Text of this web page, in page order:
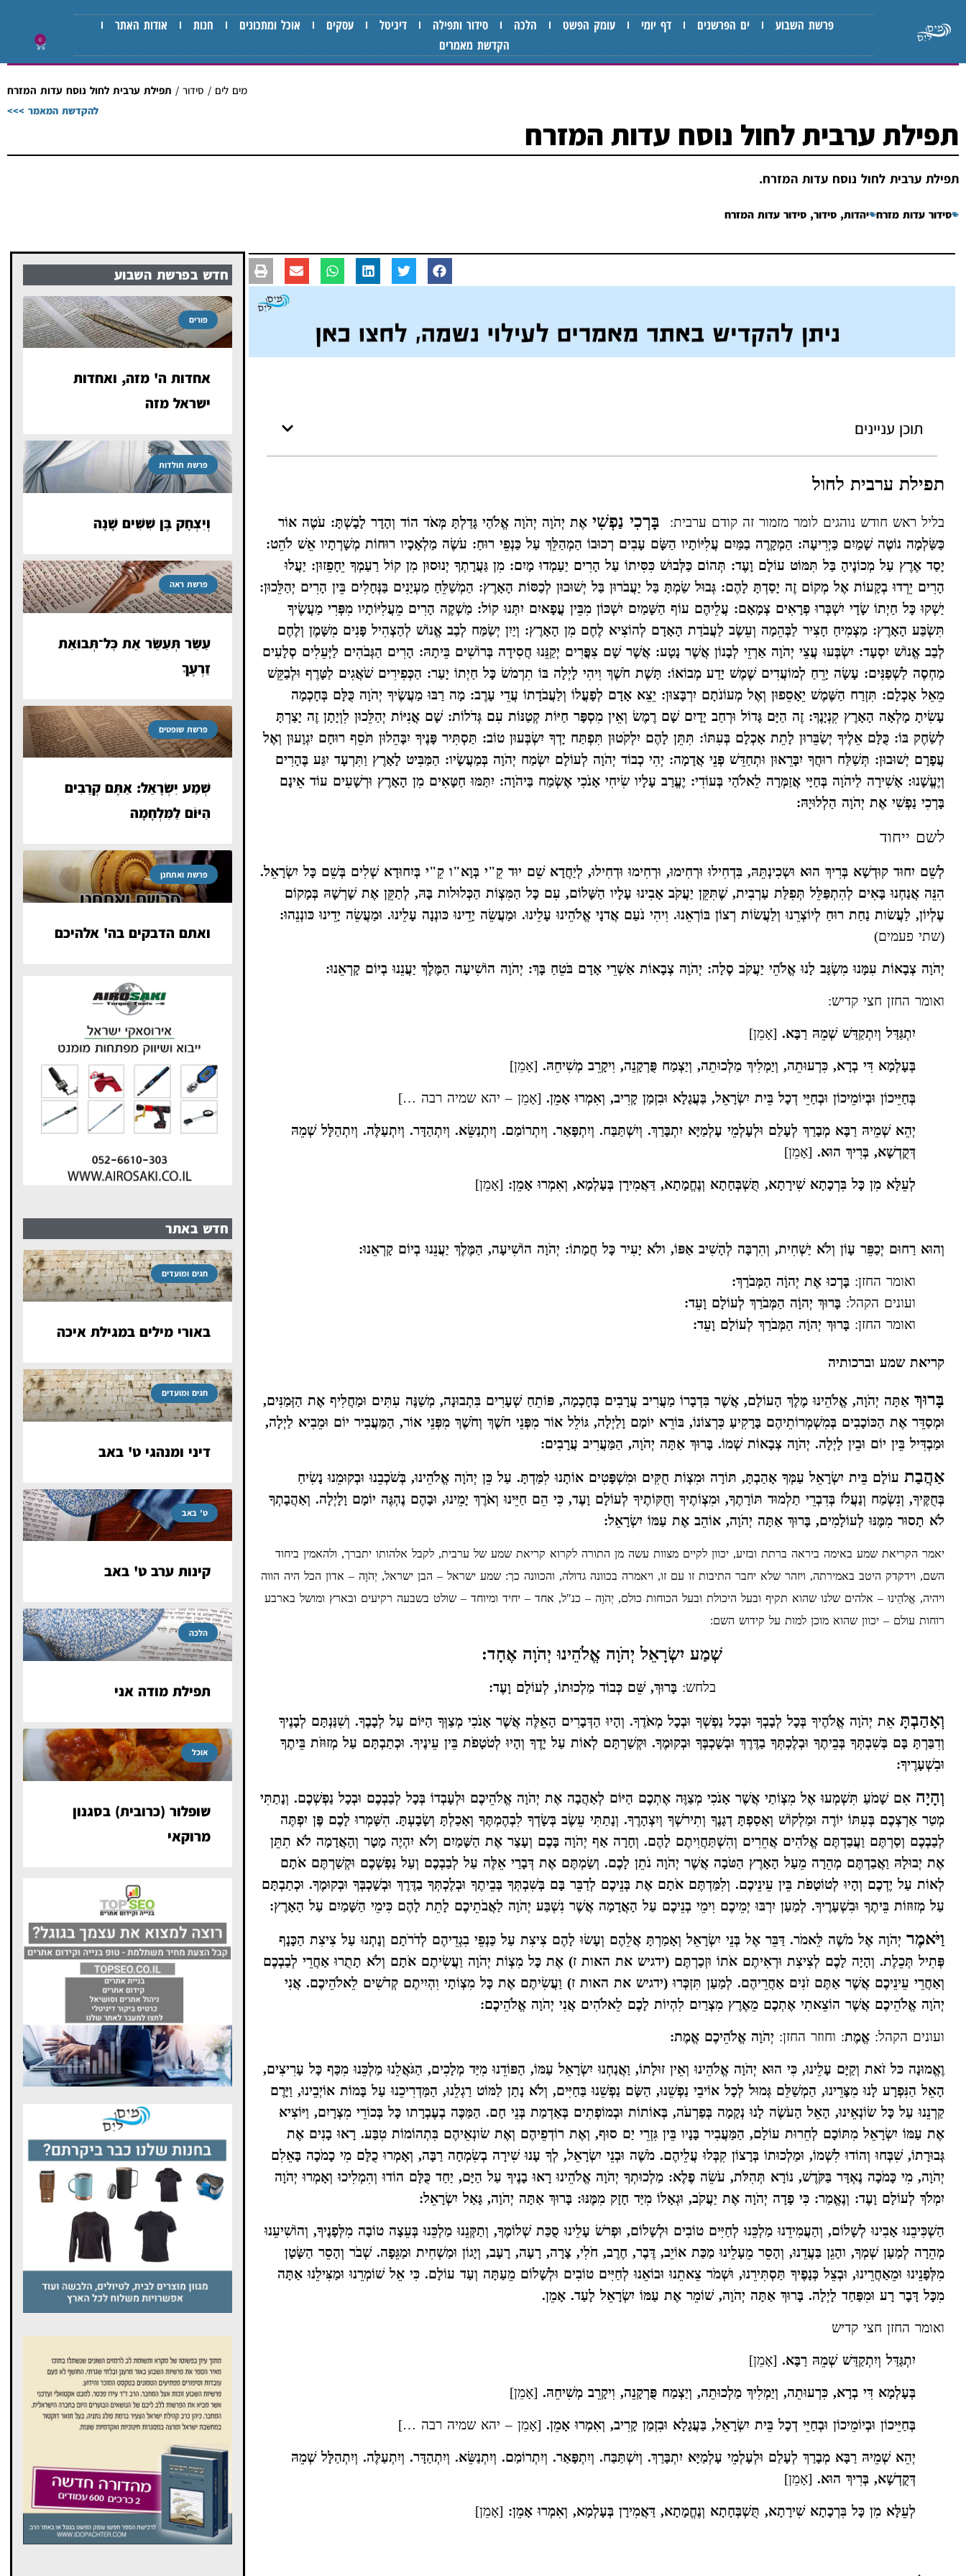
פרשת השבוע ים הפרשנים דף יומי עומק הפשט הלכה סידור ותפילה דיגיטל עסקים אוכל ומתכונים חנות
אודות האתר
הקדשת מאמרים
0
מים לים / סידור / תפילת ערבית לחול נוסח עדות המזרח
להקדשת המאמר >>>
תפילת ערבית לחול נוסח עדות המזרח
תפילת ערבית לחול נוסח עדות המזרח.
סידור עדות מזרח יהדות, סידור, סידור עדות המזרח
תוכן עניינים
תפילת ערבית לחול
בליל ראש חודש נוהגים לומר מזמור זה קודם ערבית: בָּרְכִי נַפְשִׁי אֶת יְהֹוָה יְהֹוָה אֱלֹהַי גָּדַלְתָּ מְּאֹד הוֹד וְהָדָר לָבָשְׁתָּ: עֹטֶה אוֹר
כַּשַּׂלְמָה נוֹטֶה שָׁמַיִם כַּיְרִיעָה: הַמְקָרֶה בַמַּיִם עֲלִיּוֹתָיו הַשָּׂם עָבִים רְכוּבוֹ הַמְהַלֵּךְ עַל כַּנְפֵי רוּחַ: עֹשֶׂה מַלְאָכָיו רוּחוֹת מְשָׁרְתָיו אֵשׁ לֹהֵט:
יָסַד אֶרֶץ עַל מְכוֹנֶיהָ בַּל תִּמּוֹט עוֹלָם וָעֶד: תְּהוֹם כַּלְּבוּשׁ כִּסִּיתוֹ עַל הָרִים יַעַמְדוּ מָיִם: מִן גַּעֲרָתְךָ יְנוּסוּן מִן קוֹל רַעַמְךָ יֵחָפֵזוּן: יַעֲלוּ
הָרִים יֵרְדוּ בְקָעוֹת אֶל מְקוֹם זֶה יָסַדְתָּ לָהֶם: גְּבוּל שַׂמְתָּ בַּל יַעֲבֹרוּן בַּל יְשׁוּבוּן לְכַסּוֹת הָאָרֶץ: הַמְשַׁלֵּחַ מַעְיָנִים בַּנְּחָלִים בֵּין הָרִים יְהַלֵּכוּן:
יַשְׁקוּ כָּל חַיְתוֹ שָׂדָי יִשְׁבְּרוּ פְרָאִים צְמָאָם: עֲלֵיהֶם עוֹף הַשָּׁמַיִם יִשְׁכּוֹן מִבֵּין עֳפָאיִם יִתְּנוּ קוֹל: מַשְׁקֶה הָרִים מֵעֲלִיּוֹתָיו מִפְּרִי מַעֲשֶׂיךָ
תִּשְׂבַּע הָאָרֶץ: מַצְמִיחַ חָצִיר לַבְּהֵמָה וְעֵשֶׂב לַעֲבֹדַת הָאָדָם לְהוֹצִיא לֶחֶם מִן הָאָרֶץ: וְיַיִן יְשַׂמַּח לְבַב אֱנוֹשׁ לְהַצְהִיל פָּנִים מִשָּׁמֶן וְלֶחֶם
לְבַב אֱנוֹשׁ יִסְעָד: יִשְׂבְּעוּ עֲצֵי יְהֹוָה אַרְזֵי לְבָנוֹן אֲשֶׁר נָטָע: אֲשֶׁר שָׁם צִפֳּרִים יְקַנֵּנוּ חֲסִידָה בְּרוֹשִׁים בֵּיתָהּ: הָרִים הַגְּבֹהִים לַיְּעֵלִים סְלָעִים
מַחְסֶה לַשְׁפַנִּים: עָשָׂה יָרֵחַ לְמוֹעֲדִים שֶׁמֶשׁ יָדַע מְבוֹאוֹ: תָּשֶׁת חֹשֶׁךְ וִיהִי לָיְלָה בּוֹ תִרְמֹשׂ כָּל חַיְתוֹ יָעַר: הַכְּפִירִים שֹׁאֲגִים לַטָּרֶף וּלְבַקֵּשׁ
מֵאֵל אָכְלָם: תִּזְרַח הַשֶּׁמֶשׁ יֵאָסֵפוּן וְאֶל מְעוֹנֹתָם יִרְבָּצוּן: יֵצֵא אָדָם לְפָעֳלוֹ וְלַעֲבֹדָתוֹ עֲדֵי עָרֶב: מָה רַבּוּ מַעֲשֶׂיךָ יְהֹוָה כֻּלָּם בְּחָכְמָה
עָשִׂיתָ מָלְאָה הָאָרֶץ קִנְיָנֶךָ: זֶה הַיָּם גָּדוֹל וּרְחַב יָדָיִם שָׁם רֶמֶשׂ וְאֵין מִסְפָּר חַיּוֹת קְטַנּוֹת עִם גְּדֹלוֹת: שָׁם אֳנִיּוֹת יְהַלֵּכוּן לִוְיָתָן זֶה יָצַרְתָּ
לְשַׂחֶק בּוֹ: כֻּלָּם אֵלֶיךָ יְשַׂבֵּרוּן לָתֵת אָכְלָם בְּעִתּוֹ: תִּתֵּן לָהֶם יִלְקֹטוּן תִּפְתַּח יָדְךָ יִשְׂבְּעוּן טוֹב: תַּסְתִּיר פָּנֶיךָ יִבָּהֵלוּן תֹּסֵף רוּחָם יִגְוָעוּן וְאֶל
עֲפָרָם יְשׁוּבוּן: תְּשַׁלַּח רוּחֲךָ יִבָּרֵאוּן וּתְחַדֵּשׁ פְּנֵי אֲדָמָה: יְהִי כְבוֹד יְהֹוָה לְעוֹלָם יִשְׂמַח יְהֹוָה בְּמַעֲשָׂיו: הַמַּבִּיט לָאָרֶץ וַתִּרְעָד יִגַּע בֶּהָרִים
וְיֶעֱשָׁנוּ: אָשִׁירָה לַיהֹוָה בְּחַיָּי אֲזַמְּרָה לֵאלֹהַי בְּעוֹדִי: יֶעֱרַב עָלָיו שִׂיחִי אָנֹכִי אֶשְׂמַח בַּיהֹוָה: יִתַּמּוּ חַטָּאִים מִן הָאָרֶץ וּרְשָׁעִים עוֹד אֵינָם
בָּרְכִי נַפְשִׁי אֶת יְהֹוָה הַלְלוּיָהּ:
לשם ייחוד
לְשֵׁם יִחוּד קוּדְשָׁא בְּרִיךְ הוּא וּשְכִינְתֵּהּ, בִּדְחִילוּ וּרְחִימוּ, וּרְחִימוּ וּדְחִילוּ, לְיַחֲדָא שֵׁם יוּד קֵ"י בְּוָא"ו קֵ"י בְּיִחוּדָא שְׁלִים בְּשֵׁם כָּל יִשְׂרָאֵל.
הִנֵּה אֲנַחְנוּ בָּאִים לְהִתְפַּלֵּל תְּפִלַּת עַרְבִית, שֶׁתִּקֵּן יַעֲקֹב אָבִינוּ עָלָיו הַשָּׁלוֹם, עִם כָּל הַמִּצְוֹת הַכְּלוּלות בָּהּ, לְתַקֵּן אֶת שָׁרְשָׁהּ בְּמָקוֹם
עֶלְיוֹן, לַעֲשׂות נַחַת רוּחַ לְיוֹצְרֵנוּ וְלַעֲשׂוֹת רְצוֹן בּוֹרְאֵנוּ. וִיהִי נֹעַם אֲדנָי אֱלֹהֵינוּ עָלֵינוּ. וּמַעֲשֵׂה יָדֵינוּ כּונְנָה עָלֵינוּ. וּמַעֲשֵׂה יָדֵינוּ כּונְנֵהוּ:
(שתי פעמים)
יְהֹוָה צְבָאוֹת עִמָּנוּ מִשְׂגָּב לָנוּ אֱלֹהֵי יַעֲקֹב סֶלָה: יְהֹוָה צְבָאוֹת אַשְׁרֵי אָדָם בֹּטֵחַ בָּךְ: יְהֹוָה הוֹשִׁיעָה הַמֶּלֶךְ יַעֲנֵנוּ בְיוֹם קָרְאֵנוּ:
ואומר החזן חצי קדיש:
יִתְגַּדַּל וְיִתְקַדַּשׁ שְׁמֵהּ רַבָּא. [אָמֵן]
בְּעָלְמָא דִּי בְרָא, כִּרְעוּתֵה, וְיַמְלִיךְ מַלְכוּתֵה, וְיַצְמַח פֻּרְקָנֵה, וִיקָרֵב מְשִׁיחֵהּ. [אָמֵן]
בְּחַיֵּיכוֹן וּבְיוֹמֵיכוֹן וּבְחַיֵּי דְכָל בֵּית יִשְׂרָאֵל, בַּעֲגָלָא וּבִזְמַן קָרִיב, וְאִמְרוּ אָמֵן. [אָמֵן – יהא שמיה רבה …]
יְהֵא שְׁמֵיהּ רַבָּא מְבָרַךְ לְעָלַם וּלְעָלְמֵי עָלְמַיָּא יִתְבָּרַךְ. וְיִשְׁתַּבַּח. וְיִתְפָּאַר. וְיִתְרוֹמַם. וְיִתְנַשֵּׂא. וְיִתְהַדָּר. וְיִתְעַלֶּה. וְיִתְהַלָּל שְׁמֵהּ
דְּקֻדְשָׁא, בְּרִיךְ הוּא. [אָמֵן]
לְעֵלָּא מִן כָּל בִּרְכָתָא שִׁירָתָא, תֻּשְׁבְּחָתָא וְנֶחֱמָתָא, דַּאֲמִירָן בְּעָלְמָא, וְאִמְרוּ אָמֵן: [אָמֵן]
וְהוּא רַחוּם יְכַפֵּר עָוֹן וְלֹא יַשְׁחִית, וְהִרְבָּה לְהָשִׁיב אַפּוֹ, ולֹא יָעִיר כָּל חֲמָתוֹ: יְהֹוָה הוֹשִׁיעָה, הַמֶּלֶךְ יַעֲנֵנוּ בְיוֹם קָרְאֵנוּ:
ואומר החזן: בָּרְכוּ אֶת יְהוָֹה הַמְּבֹרַךְ:
ועונים הקהל: בָּרוּךְ יְהוָֹה הַמְּבֹרַךְ לְעוֹלָם וָעֵד:
ואומר החזן: בָּרוּךְ יְהוָֹה הַמְּבֹרַךְ לְעוֹלָם וָעֵד:
קריאת שמע וברכותיה
בָּרוּךְ אַתָּה יְהֹוָה, אֱלֹהֵינוּ מֶלֶךְ הָעוֹלָם, אֲשֶׁר בִּדְבָרוֹ מַעֲרִיב עֲרָבִים בְּחָכְמָה, פּוֹתֵחַ שְׁעָרִים בִּתְבוּנָה, מְשַׁנֶּה עִתִּים וּמַחֲלִיף אֶת הַזְּמַנִּים,
וּמְסַדֵּר אֶת הַכּוֹכָבִים בְּמִשְׁמְרוֹתֵיהֶם בָּרָקִיעַ כִּרְצוֹנוֹ, בּוֹרֵא יוֹמָם וָלַיְלָה, גּוֹלֵל אוֹר מִפְּנֵי חֹשֶׁךְ וְחֹשֶׁךְ מִפְּנֵי אוֹר, הַמַּעֲבִיר יוֹם וּמֵבִיא לַיְלָה,
וּמַבְדִּיל בֵּין יוֹם וּבֵין לָיְלָה. יְהֹוָה צְבָאוֹת שְׁמוֹ. בָּרוּךְ אַתָּה יְהֹוָה, הַמַּעֲרִיב עֲרָבִים:
אַהֲבַת עוֹלָם בֵּית יִשְׂרָאֵל עַמְּךָ אָהַבְתָּ, תּוֹרָה וּמִצְוֹת חֻקִּים וּמִשְׁפָּטִים אוֹתָנוּ לִמַּדְתָּ. עַל כֵּן יְהֹוָה אֱלֹהֵינוּ, בְּשֹׁכְבֵנוּ וּבְקוּמֵנוּ נָשִׂיחַ
בְּחֻקֶּיךָ, וְנִשְׂמַח וְנַעֲלֹז בְּדִבְרֵי תַלְמוּד תּוֹרָתֶךָ, וּמִצְוֹתֶיךָ וְחֻקּוֹתֶיךָ לְעוֹלָם וָעֶד, כִּי הֵם חַיֵּינוּ וְאֹרֶךְ יָמֵינוּ, וּבָהֶם נֶהְגֶּה יוֹמָם וָלָיְלָה. וְאַהֲבָתְךָ
לֹא תָסוּר מִמֶּנּוּ לְעוֹלָמִים, בָּרוּךְ אַתָּה יְהֹוָה, אוֹהֵב אֶת עַמּוֹ יִשְׂרָאֵל:
יאמר הקריאת שמע באימה ביראה ברתת ובזיע, יכוון לקיים מצוות עשה מן התורה לקרוא קריאת שמע של ערבית, לקבל אלהותו יתברך, ולהאמין ביחוד
השם, וידקדק היטב באמירתה, ויזהר שלא יחבר התיבות זו עם זו, ויאמרה בכוונה גדולה, והכוונה כך: שמע ישראל – הבן ישראל, יְהֹוָה – אדון הכל היה הווה
ויהיה, אֱלֹהֵינוּ – אלהים שלנו שהוא תקיף ובעל היכולת ובעל הכוחות כולם, יְהֹוָה – כנ"ל, אחד – יחיד ומיוחד – שולט בשבעה רקיעים ובארץ ומושל בארבע
רוחות עולם – יכוון שהוא מוכן למות על קידוש השם:
שְׁמַע יִשְׂרָאֵל יְהֹוָה אֱלֹהֵינוּ יְהֹוָה אֶחָד:
בלחש: בָּרוּךְ, שֵּׁם כְּבוֹד מַלְכוּתוֹ, לְעוֹלָם וָעֶד:
וְאָהַבְתָּ אֵת יְהֹוָה אֱלֹהֶיךָ בְּכָל לְבָבְךָ וּבְכָל נַפְשְׁךָ וּבְכָל מְאֹדֶךָ. וְהָיוּ הַדְּבָרִים הָאֵלֶּה אֲשֶׁר אָנֹכִי מְצַוְּךָ הַיּוֹם עַל לְבָבֶךָ. וְשִׁנַּנְתָּם לְבָנֶיךָ
וְדִבַּרְתָּ בָּם בְּשִׁבְתְּךָ בְּבֵיתֶךָ וּבְלֶכְתְּךָ בַדֶּרֶךְ וּבְשָׁכְבְּךָ וּבְקוּמֶךָ. וּקְשַׁרְתָּם לְאוֹת עַל יָדֶךָ וְהָיוּ לְטֹטָפֹת בֵּין עֵינֶיךָ. וּכְתַבְתָּם עַל מְזוּזֹת בֵּיתֶךָ
וּבִשְׁעָרֶיךָ:
וְהָיָה אִם שָׁמֹעַ תִּשְׁמְעוּ אֶל מִצְוֹתַי אֲשֶׁר אָנֹכִי מְצַוֶּה אֶתְכֶם הַיּוֹם לְאַהֲבָה אֶת יְהֹוָה אֱלֹהֵיכֶם וּלְעָבְדוֹ בְּכָל לְבַבְכֶם וּבְכָל נַפְשְׁכֶם. וְנָתַתִּי
מְטַר אַרְצְכֶם בְּעִתּוֹ יוֹרֶה וּמַלְקוֹשׁ וְאָסַפְתָּ דְגָנֶךָ וְתִירֹשְׁךָ וְיִצְהָרֶךָ. וְנָתַתִּי עֵשֶׂב בְּשָׂדְךָ לִבְהֶמְתֶּךָ וְאָכַלְתָּ וְשָׂבָעְתָּ. הִשָּׁמְרוּ לָכֶם פֶּן יִפְתֶּה
לְבַבְכֶם וְסַרְתֶּם וַעֲבַדְתֶּם אֱלֹהִים אֲחֵרִים וְהִשְׁתַּחֲוִיתֶם לָהֶם. וְחָרָה אַף יְהֹוָה בָּכֶם וְעָצַר אֶת הַשָּׁמַיִם וְלֹא יִהְיֶה מָטָר וְהָאֲדָמָה לֹא תִתֵּן
אֶת יְבוּלָהּ וַאֲבַדְתֶּם מְהֵרָה מֵעַל הָאָרֶץ הַטֹּבָה אֲשֶׁר יְהֹוָה נֹתֵן לָכֶם. וְשַׂמְתֶּם אֶת דְּבָרַי אֵלֶּה עַל לְבַבְכֶם וְעַל נַפְשְׁכֶם וּקְשַׁרְתֶּם אֹתָם
לְאוֹת עַל יֶדְכֶם וְהָיוּ לְטוֹטָפֹת בֵּין עֵינֵיכֶם. וְלִמַּדְתֶּם אֹתָם אֶת בְּנֵיכֶם לְדַבֵּר בָּם בְּשִׁבְתְּךָ בְּבֵיתֶךָ וּבְלֶכְתְּךָ בַדֶּרֶךְ וּבְשָׁכְבְּךָ וּבְקוּמֶךָ. וּכְתַבְתָּם
עַל מְזוּזוֹת בֵּיתֶךָ וּבִשְׁעָרֶיךָ. לְמַעַן יִרְבּוּ יְמֵיכֶם וִימֵי בְנֵיכֶם עַל הָאֲדָמָה אֲשֶׁר נִשְׁבַּע יְהֹוָה לַאֲבֹתֵיכֶם לָתֵת לָהֶם כִּימֵי הַשָּׁמַיִם עַל הָאָרֶץ:
וַיֹּאמֶר יְהֹוָה אֶל מֹשֶׁה לֵּאמֹר. דַּבֵּר אֶל בְּנֵי יִשְׂרָאֵל וְאָמַרְתָּ אֲלֵהֶם וְעָשׂוּ לָהֶם צִיצִת עַל כַּנְפֵי בִגְדֵיהֶם לְדֹרֹתָם וְנָתְנוּ עַל צִיצִת הַכָּנָף
פְּתִיל תְּכֵלֶת. וְהָיָה לָכֶם לְצִיצִת וּרְאִיתֶם אֹתוֹ וּזְכַרְתֶּם (ידגיש את האות ז) אֶת כָּל מִצְוֹת יְהֹוָה וַעֲשִׂיתֶם אֹתָם וְלֹא תָתֻרוּ אַחֲרֵי לְבַבְכֶם
וְאַחֲרֵי עֵינֵיכֶם אֲשֶׁר אַתֶּם זֹנִים אַחֲרֵיהֶם. לְמַעַן תִּזְכְּרוּ (ידגיש את האות ז) וַעֲשִׂיתֶם אֶת כָּל מִצְוֹתָי וִהְיִיתֶם קְדֹשִׁים לֵאלֹהֵיכֶם. אֲנִי
יְהֹוָה אֱלֹהֵיכֶם אֲשֶׁר הוֹצֵאתִי אֶתְכֶם מֵאֶרֶץ מִצְרַיִם לִהְיוֹת לָכֶם לֵאלֹהִים אֲנִי יְהֹוָה אֱלֹהֵיכֶם:
ועונים הקהל: אֱמֶת: וחוזר החזן: יְהֹוָה אֱלֹהֵיכֶם אֱמֶת:
וֶאֱמוּנָה כּל זֹאת וְקַיָּם עָלֵינוּ, כִּי הוּא יְהֹוָה אֱלֹהֵינוּ וְאֵין זוּלָתוֹ, וַאֲנַחְנוּ יִשְׂרָאֵל עַמּוֹ, הַפּוֹדֵנוּ מִיַּד מְלָכִים, הַגֹּאֲלֵנוּ מַלְכֵּנוּ מִכַּף כָּל עָרִיצִים,
הָאֵל הַנִּפְרָע לָנוּ מִצָּרֵינוּ, הַמְשַׁלֵּם גְּמוּל לְכָל אוֹיבֵי נַפְשֵׁנוּ, הַשָּׂם נַפְשֵׁנוּ בַּחַיִּים, וְלֹא נָתַן לַמּוֹט רַגְלֵנוּ, הַמַּדְרִיכֵנוּ עַל בָּמוֹת אוֹיְבֵינוּ, וַיָּרֶם
קַרְנֵנוּ עַל כָּל שׂוֹנְאֵינוּ, הָאֵל הָעֹשֶׂה לָנוּ נְקָמָה בְּפַרְעֹה, בְּאוֹתוֹת וּבְמוֹפְתִים בְּאַדְמַת בְּנֵי חָם. הַמַּכֶּה בְעֶבְרָתו כָּל בְּכוֹרֵי מִצְרָיִם, וַיּוֹצִיא
אֶת עַמּוֹ יִשְׂרָאֵל מִתּוֹכָם לְחֵרוּת עוֹלָם, הַמַּעֲבִיר בָּנָיו בֵּין גִּזְרֵי יַם סוּף, וְאֶת רוֹדְפֵיהֶם וְאֶת שׂונְאֵיהֶם בִּתְהוֹמוֹת טִבַּע. רָאוּ בָנִים אֶת
גְּבוּרָתוֹ, שִׁבְּחוּ וְהוֹדוּ לִשְׁמוֹ, וּמַלְכוּתוֹ בְּרָצוֹן קִבְּלוּ עֲלֵיהֶם. מֹשֶׁה וּבְנֵי יִשְׂרָאֵל, לְךָ עָנוּ שִׁירָה בְשִׂמְחָה רַבָּה, וְאָמְרוּ כֻלָּם מִי כָמֹכָה בָּאֵלִם
יְהֹוָה, מִי כָּמֹכָה נֶאְדָּר בַּקֹּדֶשׁ, נוֹרָא תְּהִלֹּת, עֹשֵׂה פֶלֶא: מַלְכוּתְךָ יְהֹוָה אֱלֹהֵינוּ רָאוּ בָנֶיךָ עַל הַיָּם, יַחַד כֻּלָּם הוֹדוּ וְהִמְלִיכוּ וְאָמְרוּ יְהֹוָה
יִמְלֹךְ לְעוֹלָם וָעֶד: וְנֶאֱמַר: כִּי פָדָה יְהֹוָה אֶת יַעֲקֹב, וּגְאָלוֹ מִיַּד חָזָק מִמֶּנּוּ: בָּרוּךְ אַתָּה יְהֹוָה, גָּאַל יִשְׂרָאֵל:
הַשְׁכִּיבֵנוּ אָבִינוּ לְשָׁלוֹם, וְהַעֲמִידֵנוּ מַלְכֵּנוּ לְחַיִּים טוֹבִים וּלְשָׁלוֹם, וּפְרֹשׂ עָלֵינוּ סֻכַּת שְׁלוֹמֶךָ, וְתַקְּנֵנוּ מַלְכֵּנוּ בְּעֵצָה טוֹבָה מִלְּפָנֶיךָ, וְהוֹשִׁיעֵנוּ
מְהֵרָה לְמַעַן שְׁמְךָ, והָגֵן בַּעֲדֵנוּ, וְהָסֵר מֵעָלֵינוּ מַכַּת אוֹיֵב, דֶּבֶר, חֶרֶב, חֹלִי, צָרָה, רָעָה, רָעָב, וְיָגוֹן וּמַשְׁחִית וּמַגֵּפָה. שְׁבֹר וְהָסֵר הַשָּׂטָן
מִלְּפָנֵינוּ וּמֵאַחֲרֵינוּ, וּבְצֵל כְּנָפֶיךָ תַּסְתִּירֵנוּ, וּשְׁמֹר צֵאתֵנוּ וּבוֹאֵנוּ לְחַיִּים טוֹבִים וּלְשָׁלוֹם מֵעַתָּה וְעַד עוֹלָם. כִּי אֵל שׁוֹמְרֵנוּ וּמַצִּילֵנוּ אַתָּה
מִכָּל דָּבָר רָע וּמִפַּחַד לָיְלָה. בָּרוּךְ אַתָּה יְהֹוָה, שׁוֹמֵר אֶת עַמּוֹ יִשְׂרָאֵל לָעַד. אָמֵן.
ואומר החזן חצי קדיש
יִתְגַּדַּל וְיִתְקַדַּשׁ שְׁמֵהּ רַבָּא. [אָמֵן]
בְּעָלְמָא דִּי בְרָא, כִּרְעוּתֵה, וְיַמְלִיךְ מַלְכוּתֵה, וְיַצְמַח פֻּרְקָנֵה, וִיקָרֵב מְשִׁיחֵהּ. [אָמֵן]
בְּחַיֵּיכוֹן וּבְיוֹמֵיכוֹן וּבְחַיֵּי דְכָל בֵּית יִשְׂרָאֵל, בַּעֲגָלָא וּבִזְמַן קָרִיב, וְאִמְרוּ אָמֵן. [אָמֵן – יהא שמיה רבה …]
יְהֵא שְׁמֵיהּ רַבָּא מְבָרַךְ לְעָלַם וּלְעָלְמֵי עָלְמַיָּא יִתְבָּרַךְ. וְיִשְׁתַּבַּח. וְיִתְפָּאַר. וְיִתְרוֹמַם. וְיִתְנַשֵּׂא. וְיִתְהַדָּר. וְיִתְעַלֶּה. וְיִתְהַלָּל שְׁמֵהּ
דְּקֻדְשָׁא, בְּרִיךְ הוּא. [אָמֵן]
לְעֵלָּא מִן כָּל בִּרְכָתָא שִׁירָתָא, תֻּשְׁבְּחָתָא וְנֶחֱמָתָא, דַּאֲמִירָן בְּעָלְמָא, וְאִמְרוּ אָמֵן: [אָמֵן]
חדש בפרשת השבוע
פורים
אחדות ה' מזה, ואחדות
ישראל מזה
פרשת תולדות
וְיִצְחָק בֶּן שִׁשִּׁים שָׁנָה
פרשת ראה
עַשֵּׂר תְּעַשֵּׂר אֵת כׇּל־תְּבוּאַת
זַרְעֶךָ
פרשת שופטים
שְׁמַע יִשְׂרָאֵל: אַתֶּם קְרֵבִים
הַיּוֹם לַמִּלְחָמָה
פרשת ואתחנן
ואתם הדבקים בה' אלהיכם
חדש באתר
חגים ומועדים
באורי מילים במגילת איכה
חגים ומועדים
דיני ומנהגי ט' באב
ט' באב
קינות ערב ט' באב
הלכה
תפילת מודה אני
אוכל
שופלור (כרובית) בסגנון
מרוקאי